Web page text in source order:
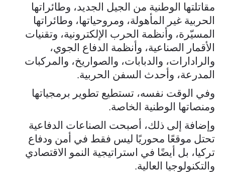
مقاتلتها الوطنية من الجيل الجديد، وطائراتها
الحربية غير المأهولة، ومروحياتها، وطائراتها
المسيّرة، وأنظمة الحرب الإلكترونية، وتقنيات
الأقمار الصناعية، وأنظمة الدفاع الجوي،
والرادارات، والدبابات، والصواريخ، والمركبات
المدرعة، وأحدث السفن الحربية.
وفي الوقت نفسه، تستطيع تطوير برمجياتها
ومنصاتها الوطنية الخاصة.
وإضافة إلى ذلك، أصبحت الصناعات الدفاعية
تحتل موقعًا محوريًا ليس فقط في أمن ودفاع
تركيا، بل أيضًا في استراتيجية النمو الاقتصادي
والتكنولوجيا العالية.